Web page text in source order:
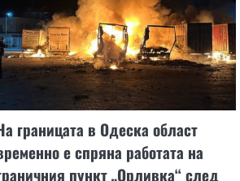
границата в Одеска област
е спряна работата на
пункт „Орливка“ след